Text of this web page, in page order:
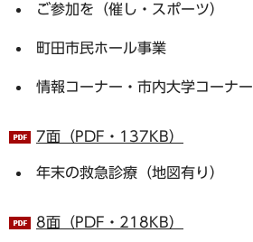
ご参加を（催し・スポーツ）
町田市民ホール事業
情報コーナー・市内大学コーナー
7面（PDF・137KB）
年末の救急診療（地図有り）
8面（PDF・218KB）